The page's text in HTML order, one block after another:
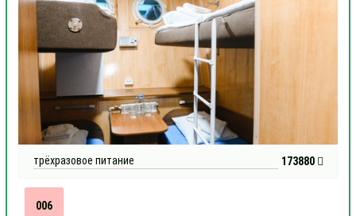
трёхразовое питание 173880
006